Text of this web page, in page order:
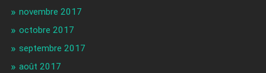
novembre 2017
octobre 2017
septembre 2017
août 2017